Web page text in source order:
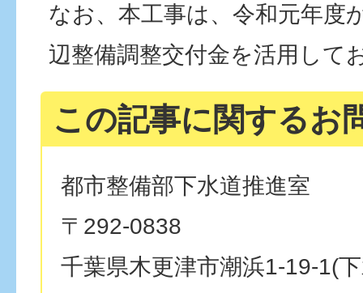
なお、本工事は、令和元年度
辺整備調整交付金を活用して
この記事に関するお
都市整備部下水道推進室
〒292-0838
千葉県木更津市潮浜1-19-1(